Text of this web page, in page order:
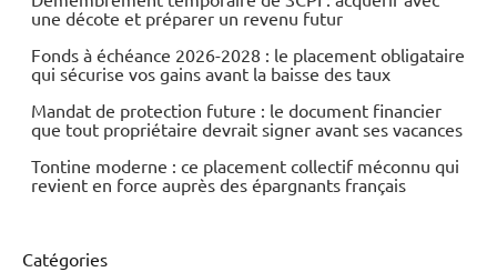
une décote et préparer un revenu futur
Fonds à échéance 2026-2028 : le placement obligataire
qui sécurise vos gains avant la baisse des taux
Mandat de protection future : le document financier
que tout propriétaire devrait signer avant ses vacances
Tontine moderne : ce placement collectif méconnu qui
revient en force auprès des épargnants français
Catégories